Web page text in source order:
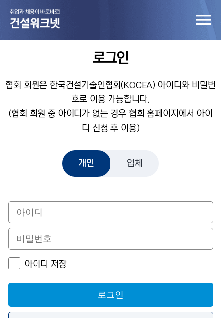
로그인
협회 회원은 한국건설기술인협회(KOCEA) 아이디와 비밀번
호로 이용 가능합니다.
(협회 회원 중 아이디가 없는 경우 협회 홈페이지에서 아이
디 신청 후 이용)
개인 업체
개인
아이디 저장
로그인